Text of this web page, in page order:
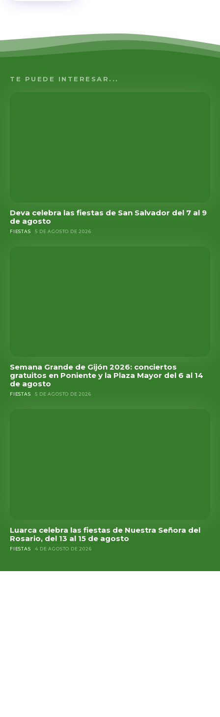
TE PUEDE INTERESAR...
Deva celebra las fiestas de San Salvador del 7 al 9
de agosto
FIESTAS 5 DE AGOSTO DE 2026
Semana Grande de Gijón 2026: conciertos
gratuitos en Poniente y la Plaza Mayor del 6 al 14
de agosto
FIESTAS 5 DE AGOSTO DE 2026
Luarca celebra las fiestas de Nuestra Señora del
Rosario, del 13 al 15 de agosto
FIESTAS 4 DE AGOSTO DE 2026